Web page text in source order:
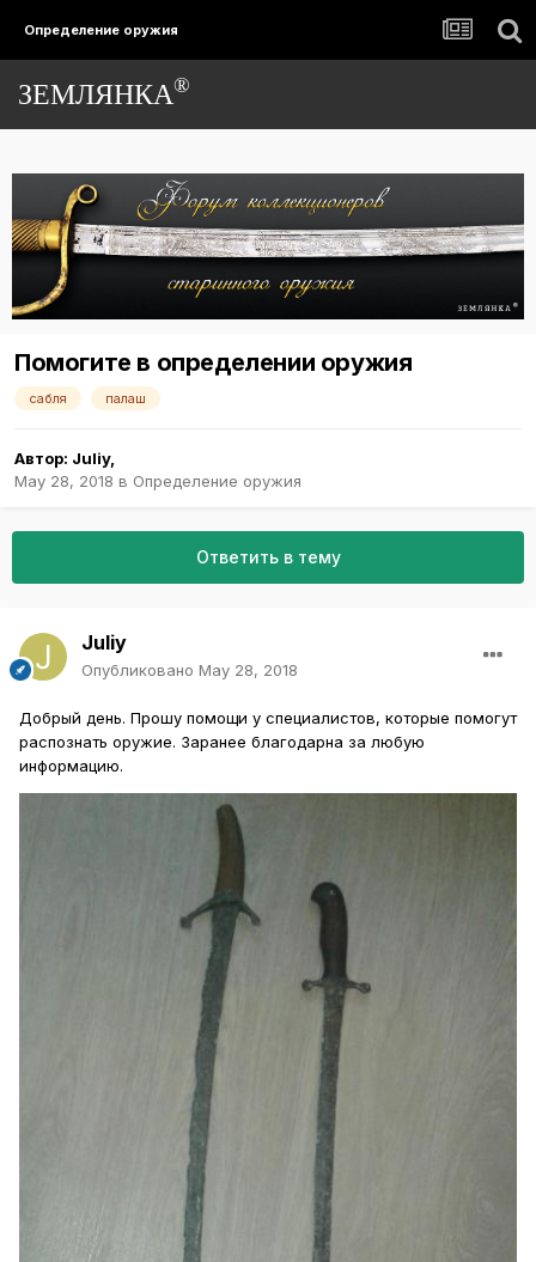
Определение оружия
ЗЕМЛЯНКА®
Помогите в определении оружия
сабля палаш
Автор: Juliy,
May 28, 2018 в Определение оружия
Ответить в тему
Juliy
Опубликовано May 28, 2018
Добрый день. Прошу помощи у специалистов, которые помогут
распознать оружие. Заранее благодарна за любую
информацию.